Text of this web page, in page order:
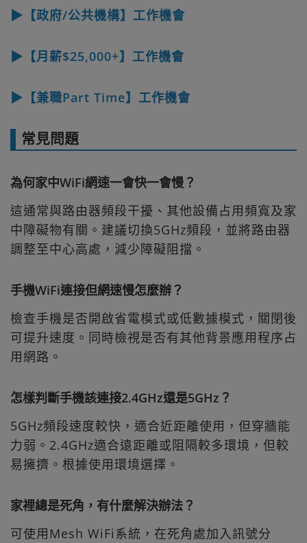
▶【政府/公共機構】工作機會
▶【月薪$25,000+】工作機會
▶【兼職Part Time】工作機會
常見問題
為何家中WiFi網速一會快一會慢？
這通常與路由器頻段干擾、其他設備占用頻寬及家
中障礙物有關。建議切換5GHz頻段，並將路由器
調整至中心高處，減少障礙阻擋。
手機WiFi連接但網速慢怎麼辦？
檢查手機是否開啟省電模式或低數據模式，關閉後
可提升速度。同時檢視是否有其他背景應用程序占
用網路。
怎樣判斷手機該連接2.4GHz還是5GHz？
5GHz頻段速度較快，適合近距離使用，但穿牆能
力弱。2.4GHz適合遠距離或阻隔較多環境，但較
易擁擠。根據使用環境選擇。
家裡總是死角，有什麼解決辦法？
可使用Mesh WiFi系統，在死角處加入訊號分